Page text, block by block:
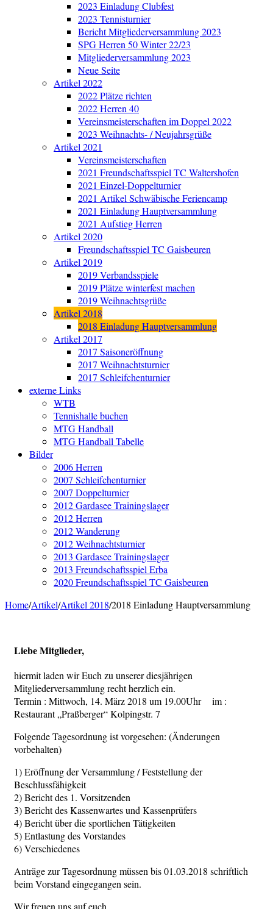
2023 Einladung Clubfest
2023 Tennisturnier
Bericht Mitgliederversammlung 2023
SPG Herren 50 Winter 22/23
Mitgliederversammlung 2023
Neue Seite
Artikel 2022
2022 Plätze richten
2022 Herren 40
Vereinsmeisterschaften im Doppel 2022
2023 Weihnachts- / Neujahrsgrüße
Artikel 2021
Vereinsmeisterschaften
2021 Freundschaftsspiel TC Waltershofen
2021 Einzel-Doppelturnier
2021 Artikel Schwäbische Feriencamp
2021 Einladung Hauptversammlung
2021 Aufstieg Herren
Artikel 2020
Freundschaftsspiel TC Gaisbeuren
Artikel 2019
2019 Verbandsspiele
2019 Plätze winterfest machen
2019 Weihnachtsgrüße
Artikel 2018
2018 Einladung Hauptversammlung
Artikel 2017
2017 Saisoneröffnung
2017 Weihnachtsturnier
2017 Schleifchenturnier
externe Links
WTB
Tennishalle buchen
MTG Handball
MTG Handball Tabelle
Bilder
2006 Herren
2007 Schleifchenturnier
2007 Doppelturnier
2012 Gardasee Trainingslager
2012 Herren
2012 Wanderung
2012 Weihnachtsturnier
2013 Gardasee Trainingslager
2013 Freundschaftsspiel Erba
2020 Freundschaftsspiel TC Gaisbeuren
Home/Artikel/Artikel 2018/2018 Einladung Hauptversammlung
Liebe Mitglieder,
hiermit laden wir Euch zu unserer diesjährigen
Mitgliederversammlung recht herzlich ein.
Termin : Mittwoch, 14. März 2018 um 19.00Uhr im :
Restaurant „Praßberger“ Kolpingstr. 7
Folgende Tagesordnung ist vorgesehen: (Änderungen
vorbehalten)
1) Eröffnung der Versammlung / Feststellung der
Beschlussfähigkeit
2) Bericht des 1. Vorsitzenden
3) Bericht des Kassenwartes und Kassenprüfers
4) Bericht über die sportlichen Tätigkeiten
5) Entlastung des Vorstandes
6) Verschiedenes
Anträge zur Tagesordnung müssen bis 01.03.2018 schriftlich
beim Vorstand eingegangen sein.
Wir freuen uns auf euch.